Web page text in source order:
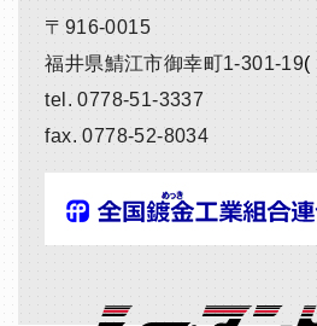
〒916-0015
福井県鯖江市御幸町1-301-19
tel.0778-51-3337
fax.0778-52-8034